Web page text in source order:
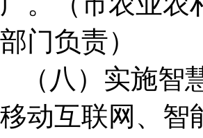
部门负责）
（八）实施
移动互联网、智